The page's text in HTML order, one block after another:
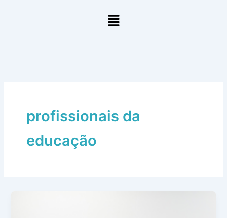
Menu
profissionais da
educação